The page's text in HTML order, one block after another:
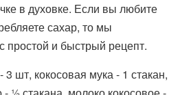
в духовке. Если вы любите
сахар, то мы
простой и быстрый рецепт.
шт, кокосовая мука - 1 стакан,